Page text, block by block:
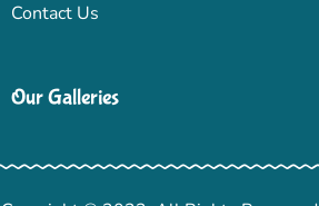
Contact Us
Our Galleries